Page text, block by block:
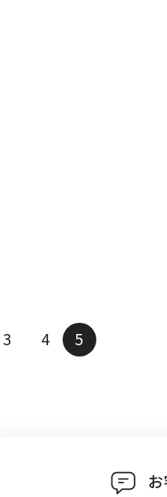
3 4 5